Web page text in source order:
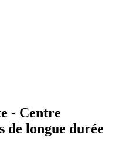
- Centre
de longue durée